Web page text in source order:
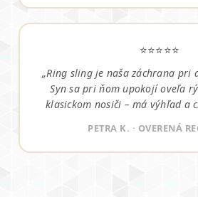
⭐⭐⭐⭐⭐
„Ring sling je naša záchrana pri
Syn sa pri ňom upokojí oveľa
klasickom nosiči – má výhľad a
PETRA K. · OVERENÁ